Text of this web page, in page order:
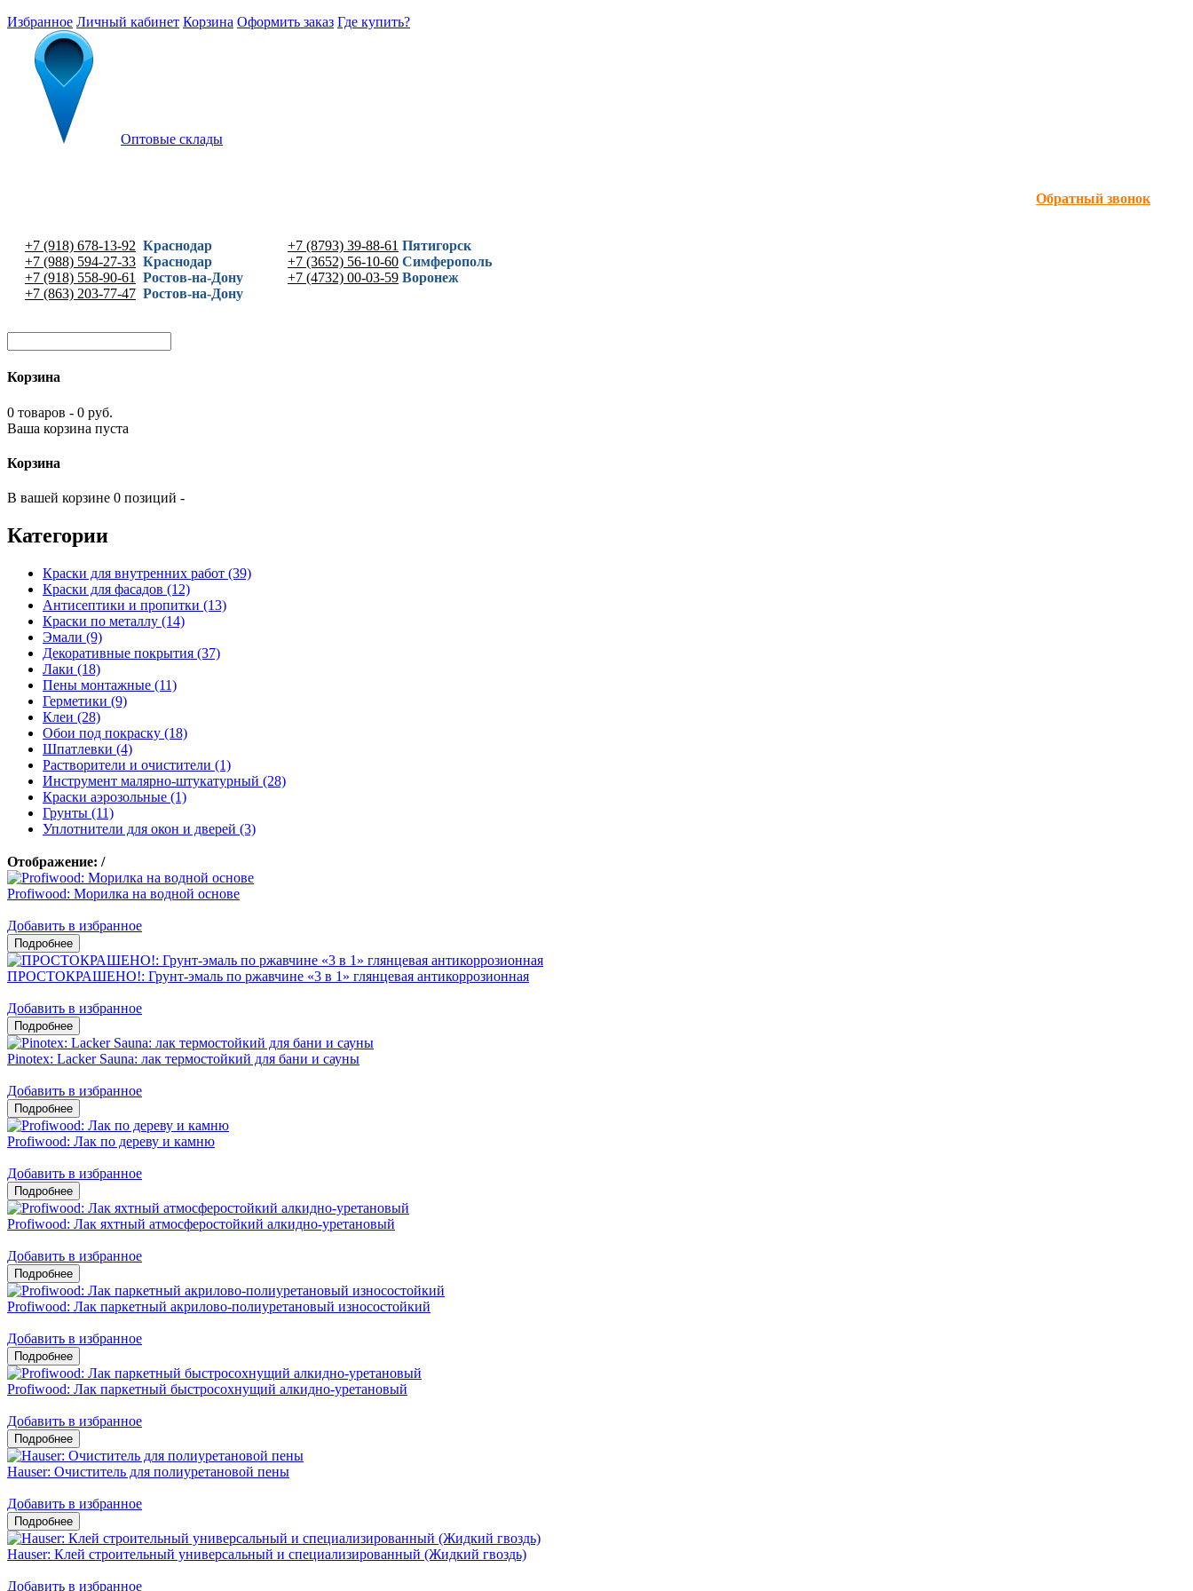
Избранное Личный кабинет Корзина Оформить заказ Где купить?
Оптовые склады
Обратный звонок
+7 (918) 678-13-92 Краснодар
+7 (988) 594-27-33 Краснодар
+7 (918) 558-90-61
Ростов-на-Дону
+7 (863) 203-77-47 Ростов-на-Дону
+7 (8793) 39-88-61 Пятигорск
+7 (3652) 56-10-60 Симферополь
+7 (4732) 00-03-59 Воронеж
Корзина
0 товаров - 0 руб.
Ваша корзина пуста
Корзина
В вашей корзине 0 позиций -
Категории
Краски для внутренних работ (39)
Краски для фасадов (12)
Антисептики и пропитки (13)
Краски по металлу (14)
Эмали (9)
Декоративные покрытия (37)
Лаки (18)
Пены монтажные (11)
Герметики (9)
Клеи (28)
Обои под покраску (18)
Шпатлевки (4)
Растворители и очистители (1)
Инструмент малярно-штукатурный (28)
Краски аэрозольные (1)
Грунты (11)
Уплотнители для окон и дверей (3)
Отображение: /
Profiwood: Морилка на водной основе
Добавить в избранное
ПРОСТОКРАШЕНО!: Грунт-эмаль по ржавчине «3 в 1» глянцевая антикоррозионная
Добавить в избранное
Pinotex: Lacker Sauna: лак термостойкий для бани и сауны
Добавить в избранное
Profiwood: Лак по дереву и камню
Добавить в избранное
Profiwood: Лак яхтный атмосферостойкий алкидно-уретановый
Добавить в избранное
Profiwood: Лак паркетный акрилово-полиуретановый износостойкий
Добавить в избранное
Profiwood: Лак паркетный быстросохнущий алкидно-уретановый
Добавить в избранное
Hauser: Очиститель для полиуретановой пены
Добавить в избранное
Hauser: Клей строительный универсальный и специализированный (Жидкий гвоздь)
Добавить в избранное